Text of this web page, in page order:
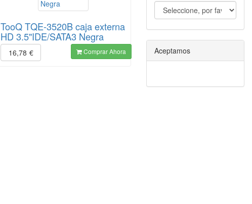
TooQ TQE-3520B caja externa
HD 3.5"IDE/SATA3 Negra
16,78 € Comprar Ahora Aceptamos